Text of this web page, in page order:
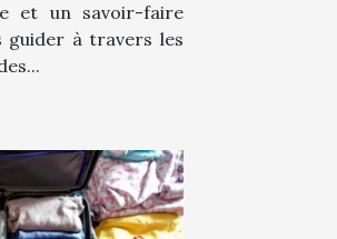
et un savoir-faire
guider à travers les